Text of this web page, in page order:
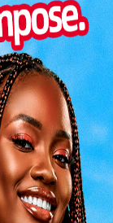
ou la
une expérience